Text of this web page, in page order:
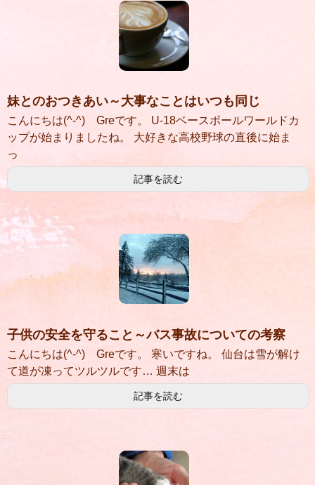
妹とのおつきあい～大事なことはいつも同じ
こんにちは(^-^) Greです。 U-18ベースボールワールドカ
ップが始まりましたね。 大好きな高校野球の直後に始ま
っ
記事を読む
子供の安全を守ること～バス事故についての考察
こんにちは(^-^) Greです。 寒いですね。 仙台は雪が解け
て道が凍ってツルツルです… 週末は
記事を読む